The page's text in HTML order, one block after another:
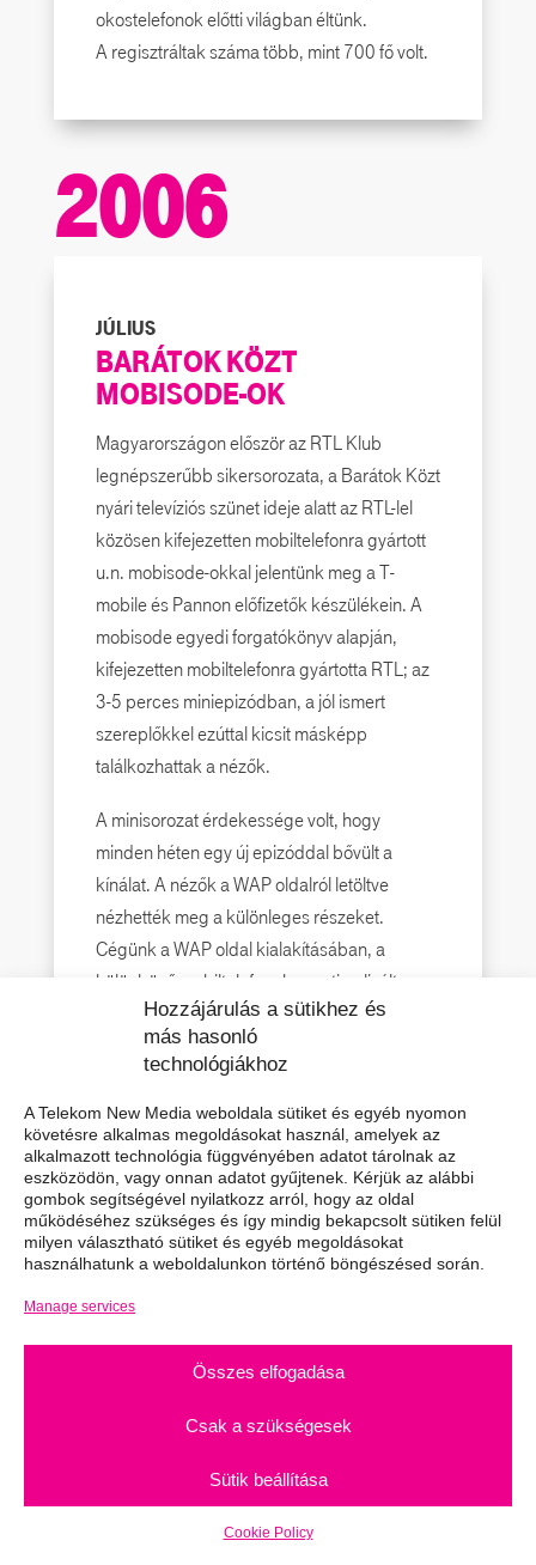
Hozzájárulás a sütikhez és
más hasonló
technológiákhoz
A Telekom New Media weboldala sütiket és egyéb nyomon
követésre alkalmas megoldásokat használ, amelyek az
alkalmazott technológia függvényében adatot tárolnak az
eszközödön, vagy onnan adatot gyűjtenek. Kérjük az alábbi
gombok segítségével nyilatkozz arról, hogy az oldal
működéséhez szükséges és így mindig bekapcsolt sütiken felül
milyen választható sütiket és egyéb megoldásokat
használhatunk a weboldalunkon történő böngészésed során.
Manage services
Összes elfogadása
Csak a szükségesek
Sütik beállítása
Cookie Policy
okostelefonok előtti világban éltünk.
A regisztráltak száma több, mint 700 fő volt.
2006
JÚLIUS
BARÁTOK KÖZT
MOBISODE-OK
Magyarországon először az RTL Klub
legnépszerűbb sikersorozata, a Barátok Közt
nyári televíziós szünet ideje alatt az RTL-lel
közösen kifejezetten mobiltelefonra gyártott
u.n. mobisode-okkal jelentünk meg a T-
mobile és Pannon előfizetők készülékein. A
mobisode egyedi forgatókönyv alapján,
kifejezetten mobiltelefonra gyártotta RTL; az
3-5 perces miniepizódban, a jól ismert
szereplőkkel ezúttal kicsit másképp
találkozhattak a nézők.
A minisorozat érdekessége volt, hogy
minden héten egy új epizóddal bővült a
kínálat. A nézők a WAP oldalról letöltve
nézhették meg a különleges részeket.
Cégünk a WAP oldal kialakításában, a
különböző mobiltelefonokra optimalizált
formátumok előkészítésében és a projekt
menedzselésében vett részt.
az új kommunikációs eszközön való egyedi
megjelenést mutattuk meg elsőként, mely
tulajdonképpen előfutára volt a későbbi
3G/4G alapú videó fogyasztásnak.
TELEKOMNEW MEDIA
A MAGYAR TELEKOM CSOPORT TAGJA